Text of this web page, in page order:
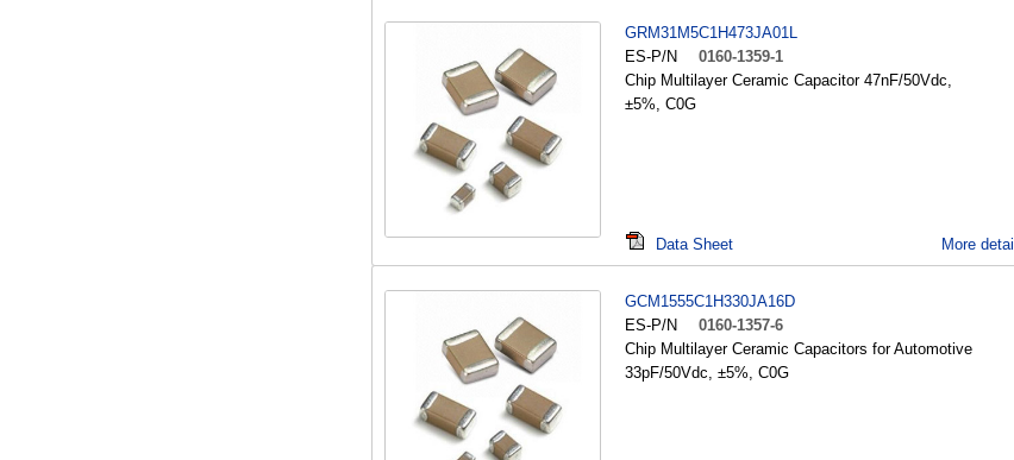
GRM31M5C1H473JA01L
ES-P/N
0160-1359-1
Chip Multilayer Ceramic Capacitor 47nF/50Vdc,
±5%, C0G
Data Sheet More detail
GCM1555C1H330JA16D
ES-P/N
0160-1357-6
Chip Multilayer Ceramic Capacitors for Automotive
33pF/50Vdc, ±5%, C0G